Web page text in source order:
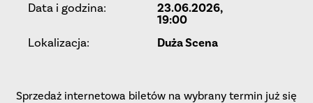
Data i godzina:
23.06.2026,
19:00
Lokalizacja: Duża Scena
Sprzedaż internetowa biletów na wybrany termin już się